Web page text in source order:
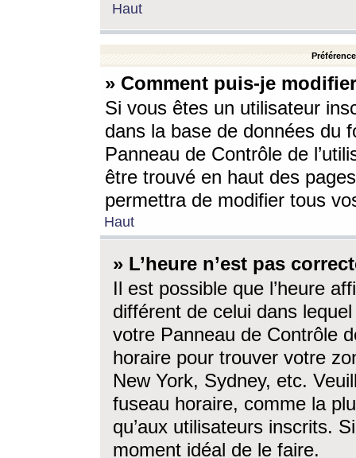
Haut
» Comment puis-je
Si vous êtes un utilisateur
dans la base de données du
Panneau de Contrôle de
être trouvé en haut des
permettra de modifier tous
Haut
» L’heure n’est pas
Il est possible que l’heure
différent de celui dans
votre Panneau de Contrôle
horaire pour trouver votre
New York, Sydney, etc.
fuseau horaire, comme la
qu’aux utilisateurs inscrits.
moment idéal de le faire.